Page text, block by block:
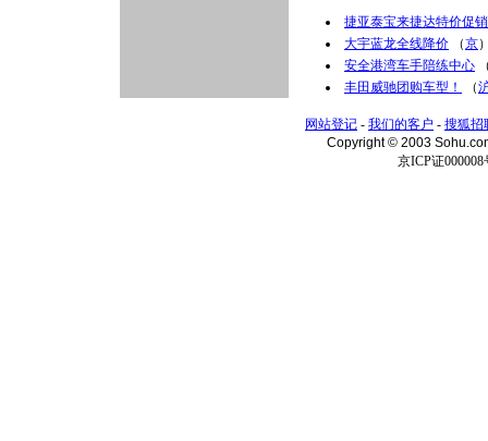
捷亚泰宝来捷达特价促销
大宇蓝龙全线降价 （京
安全港湾车手陪练中心
丰田威驰团购车型！
（
网站登记 - 我们的客户 - 搜狐招
Copyright © 2003
京ICP证